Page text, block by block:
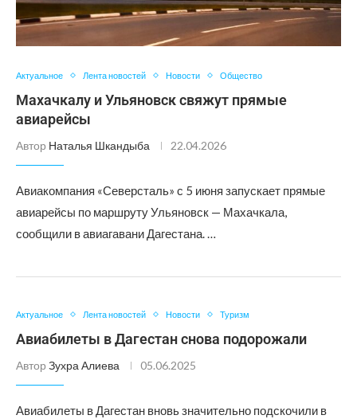
Актуальное Лента новостей Новости Общество
Махачкалу и Ульяновск свяжут прямые
авиарейсы
Автор Наталья Шкандыба 22.04.2026
Авиакомпания «Северсталь» с 5 июня запускает прямые
авиарейсы по маршруту Ульяновск — Махачкала,
сообщили в авиагавани Дагестана. …
Актуальное Лента новостей Новости Туризм
Авиабилеты в Дагестан снова подорожали
Автор Зухра Алиева 05.06.2025
Авиабилеты в Дагестан вновь значительно подскочили в